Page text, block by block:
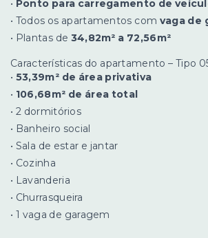
• Ponto para carregamento de
• Todos os apartamentos com vaga de
• Plantas de 34,82m² a 72,56m²
Características do apartamento – Tipo
• 53,39m² de área privativa
• 106,68m² de área total
• 2 dormitórios
• Banheiro social
• Sala de estar e jantar
• Cozinha
• Lavanderia
• Churrasqueira
• 1 vaga de garagem